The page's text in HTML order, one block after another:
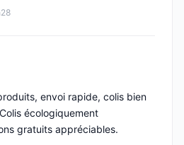
envoi rapide, colis bien
écologiquement
gratuits appréciables.